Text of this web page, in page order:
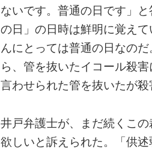
ないです。普通の日です」
の日」の日時は鮮明に覚え
んにとっては普通の日なの
ら、管を抜いたイコール殺
言わせられた管を抜いたが殺
井戸弁護士が、まだ続くこ
欲しいと訴えられた。「供